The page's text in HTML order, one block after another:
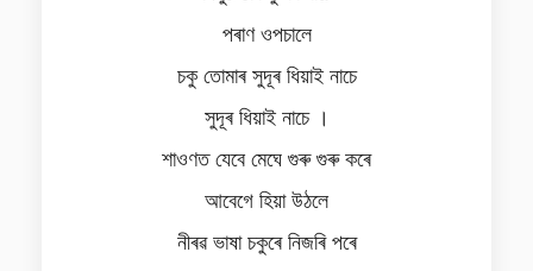
পৰাণ ওপচালে
চকু তোমাৰ সুদূৰ ধিয়াই নাচে
সুদূৰ ধিয়াই নাচে ।
শাওণত যেবে মেঘে গুৰু গুৰু কৰে
আবেগে হিয়া উঠলে
নীৰৱ ভাষা চকুৰে নিজৰি পৰে